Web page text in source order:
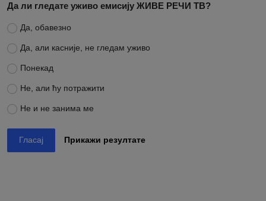
Да ли гледате уживо емисију ЖИВЕ РЕЧИ ТВ?
Да, обавезно
Да, али касније, не гледам уживо
Понекад
Не, али ћу потражити
Не и не занима ме
Гласај Прикажи резултате